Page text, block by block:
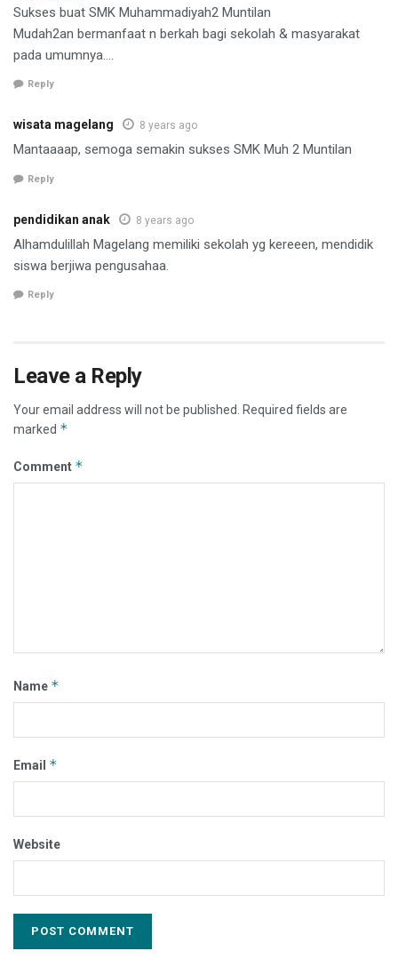
Sukses buat SMK Muhammadiyah2 Muntilan
Mudah2an bermanfaat n berkah bagi sekolah & masyarakat
pada umumnya….
Reply
wisata magelang 8 years ago
Mantaaaap, semoga semakin sukses SMK Muh 2 Muntilan
Reply
pendidikan anak 8 years ago
Alhamdulillah Magelang memiliki sekolah yg kereeen, mendidik
siswa berjiwa pengusahaa.
Reply
Leave a Reply
Your email address will not be published. Required fields are
marked *
Comment *
Name *
Email *
Website